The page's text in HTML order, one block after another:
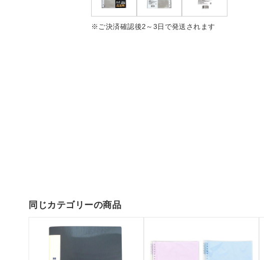
※ご決済確認後2～3日で発送されます
同じカテゴリーの商品